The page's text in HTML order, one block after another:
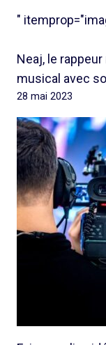
"
Neaj, le
musical avec
28 mai 2023